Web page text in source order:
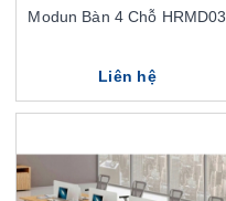
Modun Bàn 4 Chỗ HRMD03
Liên hệ